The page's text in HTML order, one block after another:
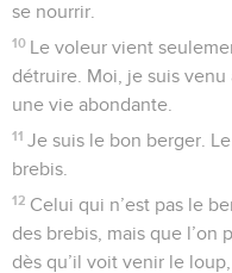
se nourrir.
10 Le voleur vient
détruire. Moi, je suis venu
une vie abondante.
11 Je suis le bon berger.
brebis.
12 Celui qui n’est pas le
des brebis, mais que l’on
dès qu’il voit venir le